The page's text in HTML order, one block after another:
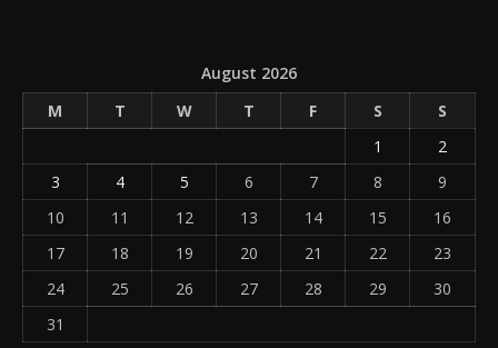
August 2026
M
T W T F S
S
1
2
3
4 5 6 7 8
9
10
11 12 13 14 15
16
17
18 19 20 21 22
23
24
25 26 27 28 29
30
31